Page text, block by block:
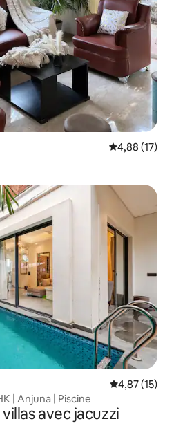
Évaluation
4,88 (17)
Évaluation
4,87 (15)
| Anjuna | Piscine
avec jacuzzi